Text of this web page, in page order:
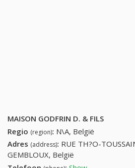
MAISON GODFRIN D. & FILS
Regio (region): N\A, België
Adres (address): RUE TH?O-
GEMBLOUX, België